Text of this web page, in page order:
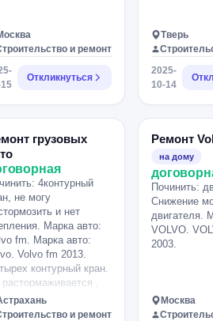
и ремонт
Откликнуться
Тверь
2025-
10-14
грузовых
4контурный
не могу
и нет
Марка авто:
fm. Марка авто:
Volvo fm 2013.
контурный кран.
,
сцепления.
и ремонт
Ремонт
на дому
Починить:
Снижение
двигателя.
VOLVO.
2003.
Москва